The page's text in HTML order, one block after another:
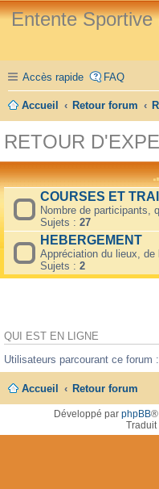
Entente Sportive
Accès rapide FAQ
Accueil Retour forum
RETOUR
COURSES ET
Nombre de participants,
Sujets : 27
HEBERGEMENT
Appréciation du lieux,
Sujets : 2
QUI EST EN LIGNE
Utilisateurs parcourant ce forum
Accueil Retour forum
Développé par phpBB®
Traduit